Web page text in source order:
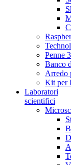
Penne
Banco
Arredo
Kit per
Laboratori
scientifici